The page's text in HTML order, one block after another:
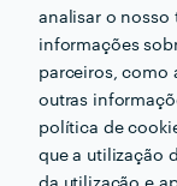
analisar o nosso
informações
parceiros, como
outras
política de
que a utilização
Receba